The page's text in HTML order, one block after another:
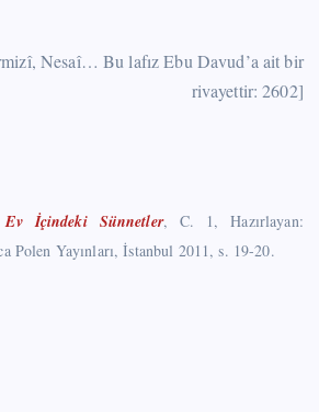
Nesaî… Bu lafız Ebu Davud’a ait bir
rivayettir: 2602]
İçindeki Sünnetler, C. 1, Hazırlayan:
Polen Yayınları, İstanbul 2011, s. 19-20.